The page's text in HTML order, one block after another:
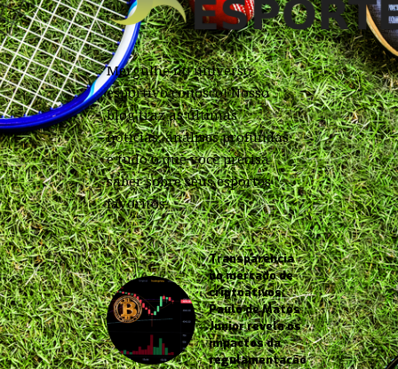
Mergulhe no universo
esportivo conosco! Nosso
blog traz as últimas
notícias, análises profundas
e tudo o que você precisa
saber sobre seus esportes
favoritos.
Transparência
no mercado de
criptoativos:
Paulo de Matos
Junior revela os
impactos da
regulamentação